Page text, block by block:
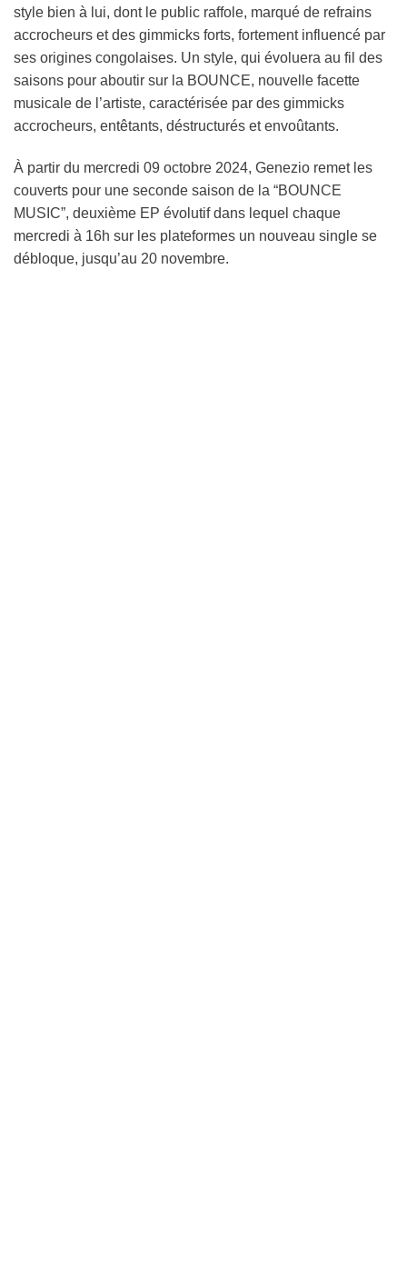
style bien à lui, dont le public raffole, marqué de refrains
accrocheurs et des gimmicks forts, fortement influencé par
ses origines congolaises. Un style, qui évoluera au fil des
saisons pour aboutir sur la BOUNCE, nouvelle facette
musicale de l’artiste, caractérisée par des gimmicks
accrocheurs, entêtants, déstructurés et envoûtants.
À partir du mercredi 09 octobre 2024, Genezio remet les
couverts pour une seconde saison de la “BOUNCE
MUSIC”, deuxième EP évolutif dans lequel chaque
mercredi à 16h sur les plateformes un nouveau single se
débloque, jusqu’au 20 novembre.